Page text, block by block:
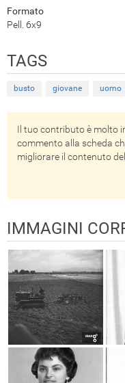
Formato
Pell. 6x9
TAGS
busto giovane uomo
Il tuo contributo è molto
commento alla scheda
migliorare il contenuto
IMMAGINI